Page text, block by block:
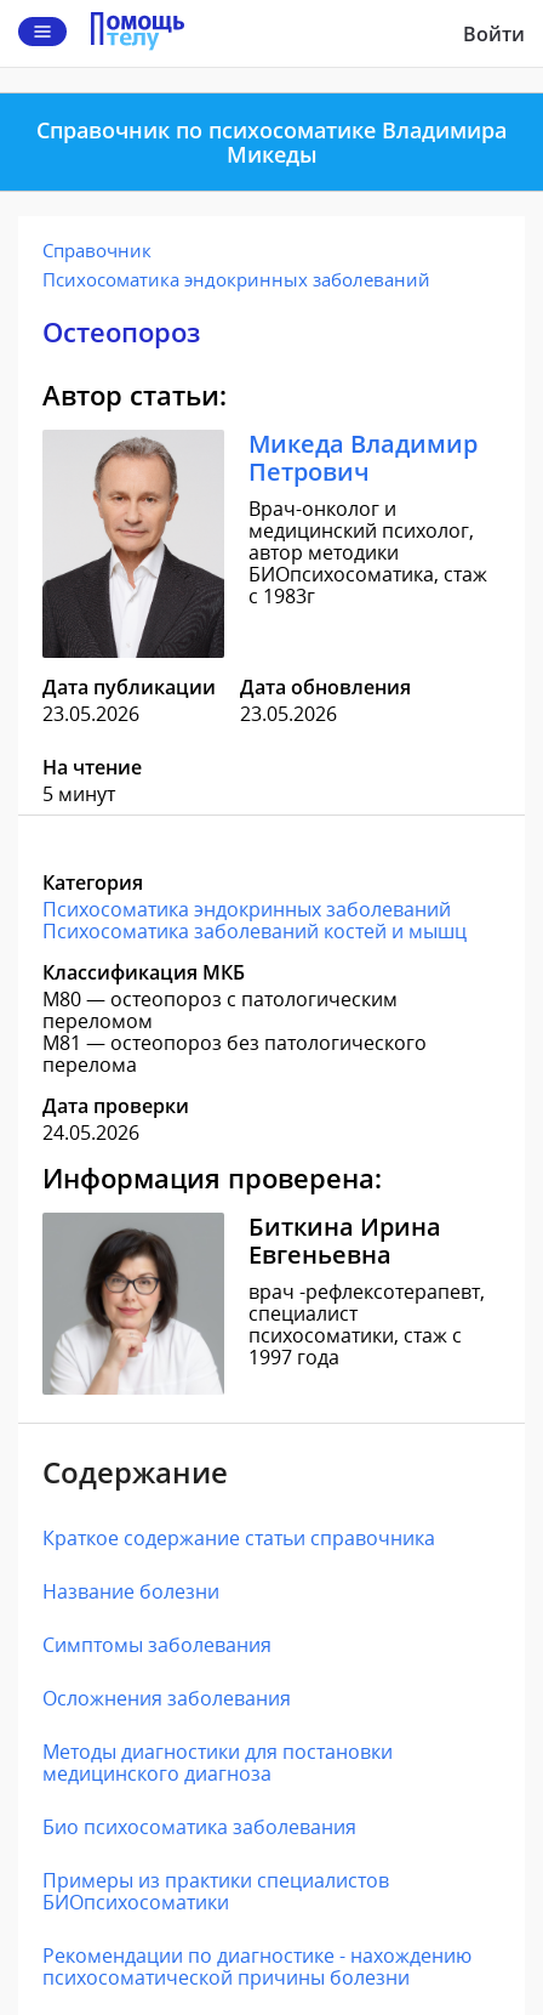
Войти
Справочник по психосоматике Владимира
Микеды
Справочник
Психосоматика эндокринных заболеваний
Остеопороз
Автор статьи:
Микеда Владимир
Петрович
Врач-онколог и
медицинский психолог,
автор методики
БИОпсихосоматика, стаж
с 1983г
Дата публикации
23.05.2026
Дата обновления
23.05.2026
На чтение
5 минут
Категория
Психосоматика эндокринных заболеваний
Психосоматика заболеваний костей и мышц
Классификация МКБ
M80 — остеопороз с патологическим
переломом
M81 — остеопороз без патологического
перелома
Дата проверки
24.05.2026
Информация проверена:
Биткина Ирина
Евгеньевна
врач -рефлексотерапевт,
специалист
психосоматики, стаж с
1997 года
Содержание
Краткое содержание статьи справочника
Название болезни
Симптомы заболевания
Осложнения заболевания
Методы диагностики для постановки
медицинского диагноза
Био психосоматика заболевания
Примеры из практики специалистов
БИОпсихосоматики
Рекомендации по диагностике - нахождению
психосоматической причины болезни